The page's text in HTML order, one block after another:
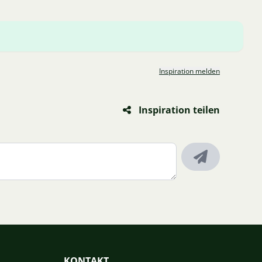
Inspiration melden
Inspiration teilen